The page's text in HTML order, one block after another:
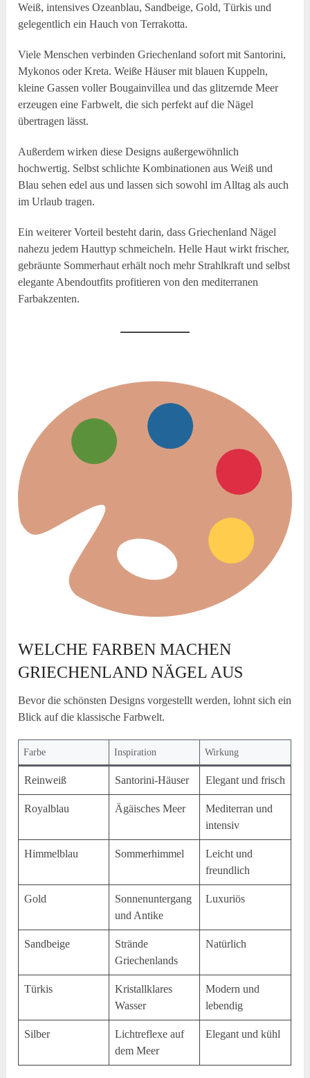
Weiß, intensives Ozeanblau, Sandbeige, Gold, Türkis und
gelegentlich ein Hauch von Terrakotta.
Viele Menschen verbinden Griechenland sofort mit Santorini,
Mykonos oder Kreta. Weiße Häuser mit blauen Kuppeln,
kleine Gassen voller Bougainvillea und das glitzernde Meer
erzeugen eine Farbwelt, die sich perfekt auf die Nägel
übertragen lässt.
Außerdem wirken diese Designs außergewöhnlich
hochwertig. Selbst schlichte Kombinationen aus Weiß und
Blau sehen edel aus und lassen sich sowohl im Alltag als auch
im Urlaub tragen.
Ein weiterer Vorteil besteht darin, dass Griechenland Nägel
nahezu jedem Hauttyp schmeicheln. Helle Haut wirkt frischer,
gebräunte Sommerhaut erhält noch mehr Strahlkraft und selbst
elegante Abendoutfits profitieren von den mediterranen
Farbakzenten.
WELCHE FARBEN MACHEN
GRIECHENLAND NÄGEL AUS
Bevor die schönsten Designs vorgestellt werden, lohnt sich ein
Blick auf die klassische Farbwelt.
Farbe Inspiration Wirkung
Reinweiß Santorini-Häuser Elegant und frisch
Royalblau Ägäisches Meer
Mediterran und
intensiv
Himmelblau Sommerhimmel
Leicht und
freundlich
Gold
Sonnenuntergang
und Antike
Luxuriös
Sandbeige
Strände
Griechenlands
Natürlich
Türkis
Kristallklares
Wasser
Modern und
lebendig
Silber
Lichtreflexe auf
dem Meer
Elegant und kühl